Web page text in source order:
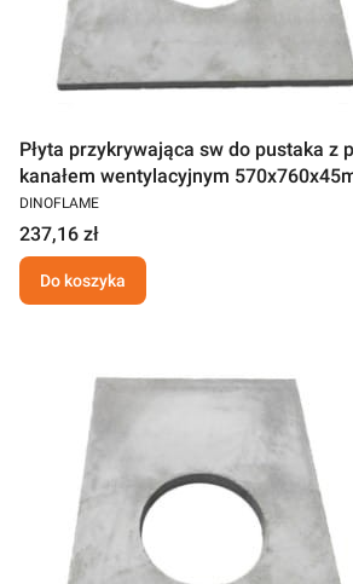
Płyta przykrywająca sw do pustaka z
kanałem wentylacyjnym
DINOFLAME
237,16 zł
Do koszyka